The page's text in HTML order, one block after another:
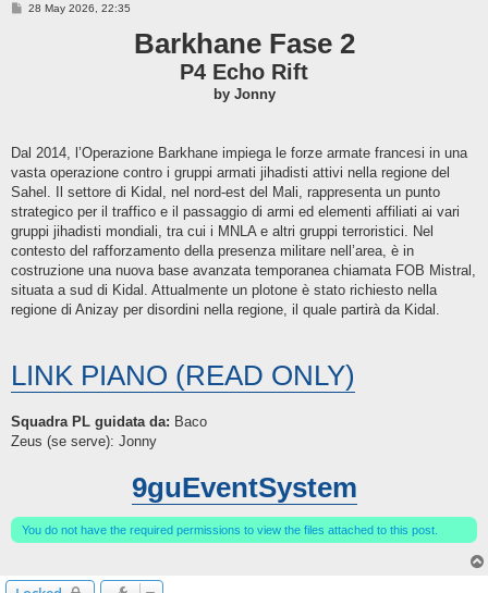
P28 May 2026, 22:35
Barkhane Fase 2
P4 Echo Rift
by Jonny
Dal 2014, l’Operazione Barkhane impiega le forze armate francesi in una
vasta operazione contro i gruppi armati jihadisti attivi nella regione del
Sahel. Il settore di Kidal, nel nord-est del Mali, rappresenta un punto
strategico per il traffico e il passaggio di armi ed elementi affiliati ai vari
gruppi jihadisti mondiali, tra cui i MNLA e altri gruppi terroristici. Nel
contesto del rafforzamento della presenza militare nell’area, è in
costruzione una nuova base avanzata temporanea chiamata FOB Mistral,
situata a sud di Kidal. Attualmente un plotone è stato richiesto nella
regione di Anizay per disordini nella regione, il quale partirà da Kidal.
LINK PIANO (READ ONLY)
Squadra PL guidata da: Baco
Zeus (se serve): Jonny
9guEventSystem
You do not have the required permissions to view the files attached to this post.